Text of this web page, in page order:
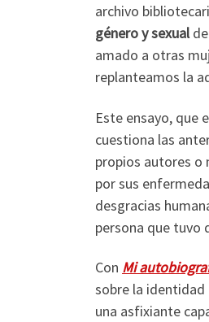
archivo
género y sexualde
amado a otras
replanteamos la
Este ensayo, que
cuestiona las
propios autores o
por sus
desgracias
persona que tuvo
Con Mi
sobre la identidad
una asfixiante